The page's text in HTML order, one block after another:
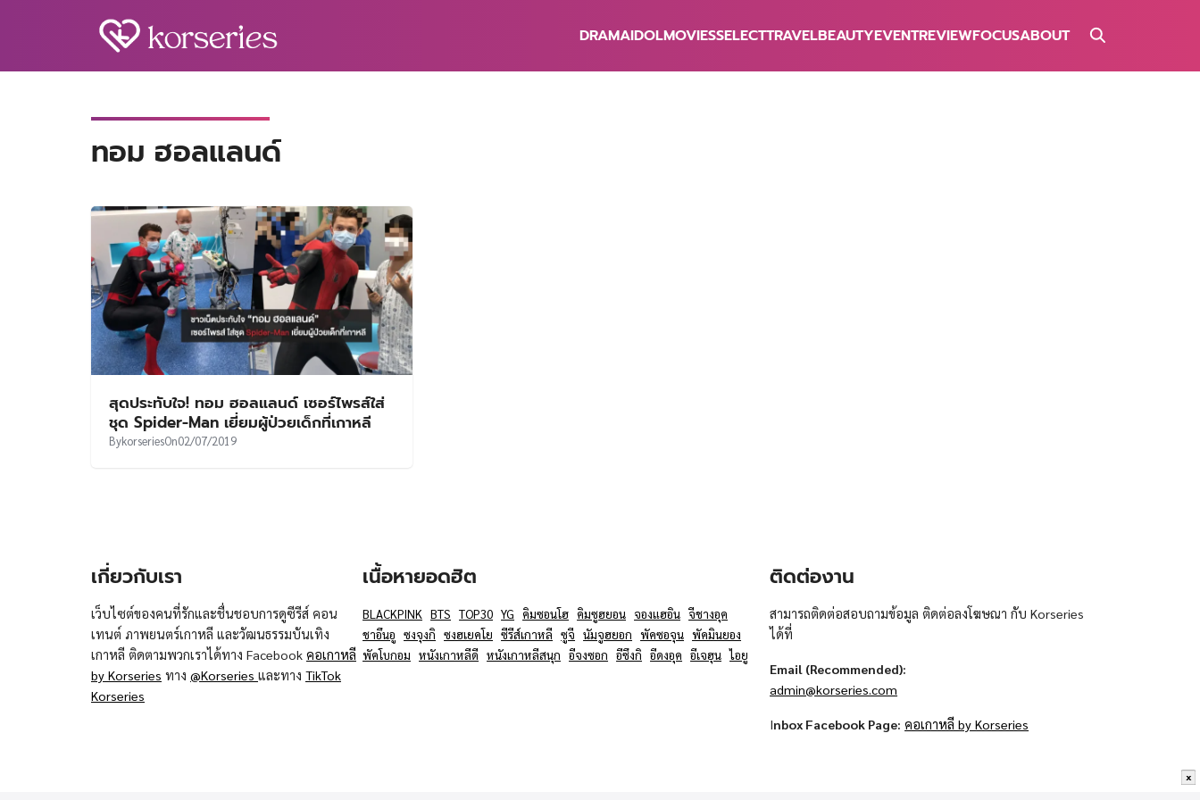
x
DRAMAIDOLMOVIESSELECTTRAVELBEAUTYEVENTREVIEWFOCUSABOUT
ทอม ฮอลแลนด์
สุดประทับใจ! ทอม ฮอลแลนด์ เซอร์ไพรส์ใส่
ชุด Spider-Man เยี่ยมผู้ป่วยเด็กที่เกาหลี
BykorseriesOn02/07/2019
เกี่ยวกับเรา
เว็บไซต์ของคนที่รักและชื่นชอบการดูซีรีส์ คอน
เทนต์ ภาพยนตร์เกาหลี และวัฒนธรรมบันเทิง
เกาหลี ติดตามพวกเราได้ทาง Facebook คอเกาหลี
by Korseries ทาง @Korseries และทาง TikTok
Korseries
เนื้อหายอดฮิต
BLACKPINK BTS TOP30 YG คิมซอนโฮ คิมซูฮยอน จองแฮอิน จีชางอุค
ชาอึนอู ซงจุงกิ ซงฮเยคโย ซีรีส์เกาหลี ซูจี นัมจูฮยอก พัคซอจุน พัคมินยอง
พัคโบกอม หนังเกาหลีดี หนังเกาหลีสนุก อีจงซอก อีซึงกิ อีดงอุค อีเจฮุน ไอยู
ติดต่องาน
สามารถติดต่อสอบถามข้อมูล ติดต่อลงโฆษณา กับ Korseries
ได้ที่
Email (Recommended):
admin@korseries.com
Inbox Facebook Page: คอเกาหลี by Korseries